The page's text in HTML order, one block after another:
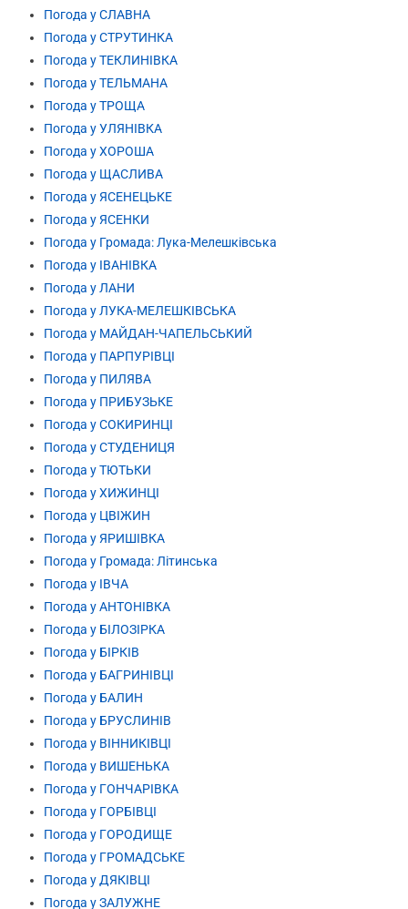
Погода у СЛАВНА
Погода у СТРУТИНКА
Погода у ТЕКЛИНІВКА
Погода у ТЕЛЬМАНА
Погода у ТРОЩА
Погода у УЛЯНІВКА
Погода у ХОРОША
Погода у ЩАСЛИВА
Погода у ЯСЕНЕЦЬКЕ
Погода у ЯСЕНКИ
Погода у Громада: Лука-Мелешківська
Погода у ІВАНІВКА
Погода у ЛАНИ
Погода у ЛУКА-МЕЛЕШКІВСЬКА
Погода у МАЙДАН-ЧАПЕЛЬСЬКИЙ
Погода у ПАРПУРІВЦІ
Погода у ПИЛЯВА
Погода у ПРИБУЗЬКЕ
Погода у СОКИРИНЦІ
Погода у СТУДЕНИЦЯ
Погода у ТЮТЬКИ
Погода у ХИЖИНЦІ
Погода у ЦВІЖИН
Погода у ЯРИШІВКА
Погода у Громада: Літинська
Погода у ІВЧА
Погода у АНТОНІВКА
Погода у БІЛОЗІРКА
Погода у БІРКІВ
Погода у БАГРИНІВЦІ
Погода у БАЛИН
Погода у БРУСЛИНІВ
Погода у ВІННИКІВЦІ
Погода у ВИШЕНЬКА
Погода у ГОНЧАРІВКА
Погода у ГОРБІВЦІ
Погода у ГОРОДИЩЕ
Погода у ГРОМАДСЬКЕ
Погода у ДЯКІВЦІ
Погода у ЗАЛУЖНЕ